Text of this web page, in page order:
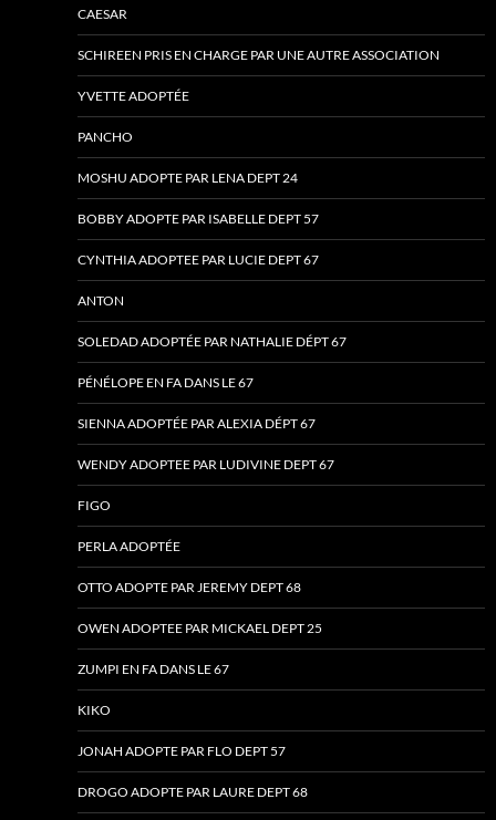
CAESAR
SCHIREEN PRIS EN CHARGE PAR UNE AUTRE ASSOCIATION
YVETTE ADOPTÉE
PANCHO
MOSHU ADOPTE PAR LENA DEPT 24
BOBBY ADOPTE PAR ISABELLE DEPT 57
CYNTHIA ADOPTEE PAR LUCIE DEPT 67
ANTON
SOLEDAD ADOPTÉE PAR NATHALIE DÉPT 67
PÉNÉLOPE EN FA DANS LE 67
SIENNA ADOPTÉE PAR ALEXIA DÉPT 67
WENDY ADOPTEE PAR LUDIVINE DEPT 67
FIGO
PERLA ADOPTÉE
OTTO ADOPTE PAR JEREMY DEPT 68
OWEN ADOPTEE PAR MICKAEL DEPT 25
ZUMPI EN FA DANS LE 67
KIKO
JONAH ADOPTE PAR FLO DEPT 57
DROGO ADOPTE PAR LAURE DEPT 68